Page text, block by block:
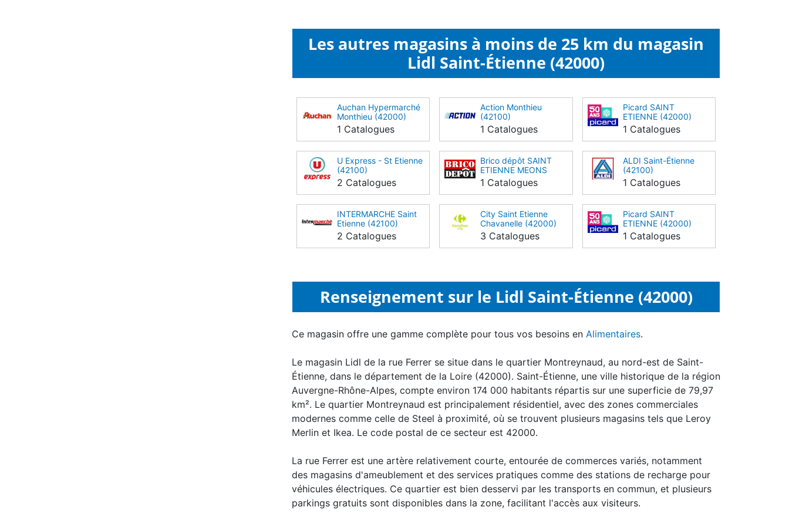
Les autres magasins à moins de 25 km du magasin
Lidl Saint-Étienne (42000)
Auchan Hypermarché
Monthieu (42000)
1 Catalogues
Action Monthieu
(42100)
1 Catalogues
Picard SAINT
ETIENNE (42000)
1 Catalogues
U Express - St Etienne
(42100)
2 Catalogues
Brico dépôt SAINT
ETIENNE MEONS
(42000)
1 Catalogues
ALDI Saint-Étienne
(42100)
1 Catalogues
INTERMARCHE Saint
Etienne (42100)
2 Catalogues
City Saint Etienne
Chavanelle (42000)
3 Catalogues
Picard SAINT
ETIENNE (42000)
1 Catalogues
Renseignement sur le Lidl Saint-Étienne (42000)
Ce magasin offre une gamme complète pour tous vos besoins en Alimentaires.
Le magasin Lidl de la rue Ferrer se situe dans le quartier Montreynaud, au nord-est de Saint-
Étienne, dans le département de la Loire (42000). Saint-Étienne, une ville historique de la région
Auvergne-Rhône-Alpes, compte environ 174 000 habitants répartis sur une superficie de 79,97
km². Le quartier Montreynaud est principalement résidentiel, avec des zones commerciales
modernes comme celle de Steel à proximité, où se trouvent plusieurs magasins tels que Leroy
Merlin et Ikea. Le code postal de ce secteur est 42000.
La rue Ferrer est une artère relativement courte, entourée de commerces variés, notamment
des magasins d'ameublement et des services pratiques comme des stations de recharge pour
véhicules électriques. Ce quartier est bien desservi par les transports en commun, et plusieurs
parkings gratuits sont disponibles dans la zone, facilitant l'accès aux visiteurs.